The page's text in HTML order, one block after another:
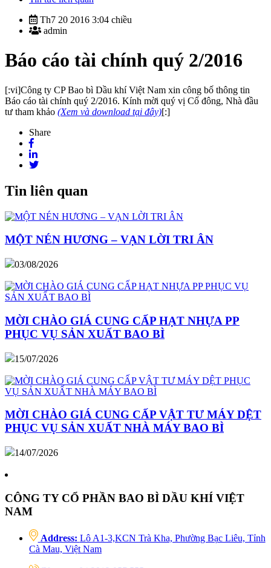
Th7 20 2016 3:04 chiều
admin
Báo cáo tài chính quý 2/2016
[:vi]Công ty CP Bao bì Dầu khí Việt Nam xin công bố thông tin
Báo cáo tài chính quý 2/2016. Kính mời quý vị Cổ đông, Nhà đầu
tư tham khảo (Xem và download tại đây)[:]
Share
Tin liên quan
MỘT NÉN HƯƠNG – VẠN LỜI TRI ÂN
03/08/2026
MỜI CHÀO GIÁ CUNG CẤP HẠT NHỰA PP
PHỤC VỤ SẢN XUẤT BAO BÌ
15/07/2026
MỜI CHÀO GIÁ CUNG CẤP VẬT TƯ MÁY DỆT
PHỤC VỤ SẢN XUẤT NHÀ MÁY BAO BÌ
14/07/2026
CÔNG TY CỔ PHẦN BAO BÌ DẦU KHÍ VIỆT
NAM
Address: Lô A1-3,KCN Trà Kha, Phường Bạc Liêu, Tỉnh
Cà Mau, Việt Nam